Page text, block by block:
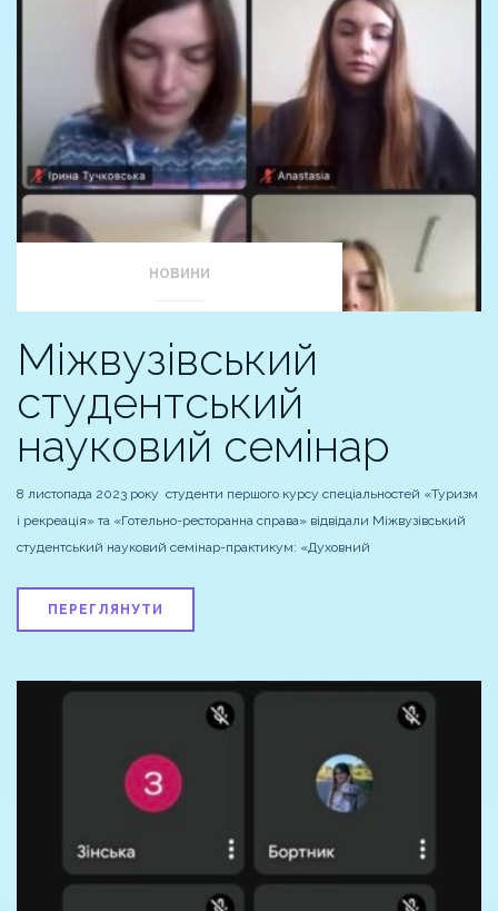
НОВИНИ
Міжвузівський
студентський
науковий семінар
8 листопада 2023 року студенти першого курсу спеціальностей «Туризм
і рекреація» та «Готельно-ресторанна справа» відвідали Міжвузівський
студентський науковий семінар-практикум: «Духовний
ПЕРЕГЛЯНУТИ